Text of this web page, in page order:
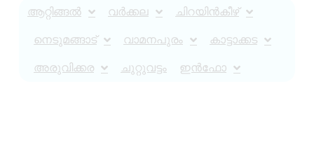
ആറ്റിങ്ങൽ വർക്കല ചിറയിൻകീഴ്
നെടുമങ്ങാട് വാമനപുരം കാട്ടാക്കട
അരുവിക്കര ചുറ്റുവട്ടം ഇൻഫോ